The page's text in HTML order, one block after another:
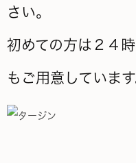
さい。
初めての方は２４
もご用意しています